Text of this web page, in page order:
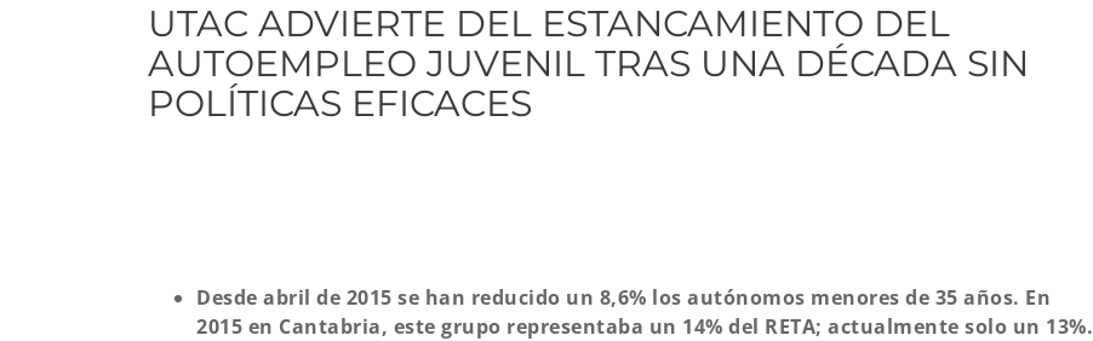
UTAC ADVIERTE DEL ESTANCAMIENTO DEL
AUTOEMPLEO JUVENIL TRAS UNA DÉCADA SIN
POLÍTICAS EFICACES
Desde abril de 2015 se han reducido un 8,6% los autónomos menores de 35 años. En
2015 en Cantabria, este grupo representaba un 14% del RETA; actualmente solo un 13%.